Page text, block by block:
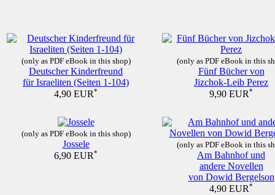
(only as PDF eBook in this shop)
Deutscher Kinderfreund
für Israeliten (Seiten 1-104)
4,90 EUR*
(only as PDF eBook in this
Fünf Bücher von
Jizchok-Leib Perez
9,90 EUR*
(only as PDF eBook in this shop)
Jossele
6,90 EUR*
(only as PDF eBook in this
Am Bahnhof und
andere Novellen
von Dowid Bergelson
4,90 EUR*